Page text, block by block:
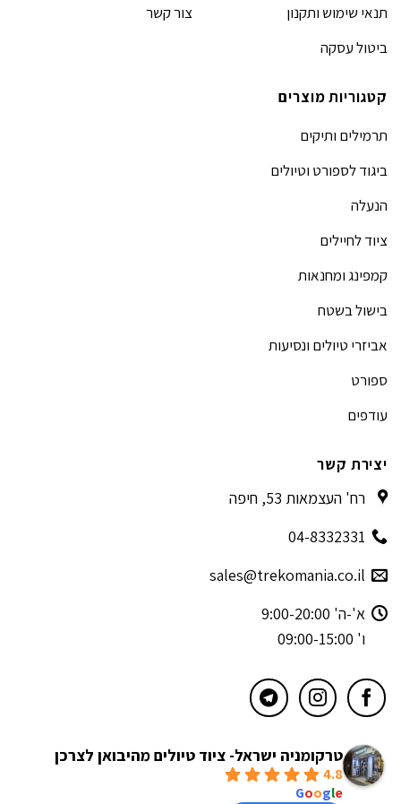
תנאי שימוש ותקנון
ביטול עסקה
צור קשר
קטגוריות מוצרים
תרמילים ותיקים
ביגוד לספורט וטיולים
הנעלה
ציוד לחיילים
קמפינג ומחנאות
בישול בשטח
אביזרי טיולים ונסיעות
ספורט
עודפים
יצירת קשר
רח' העצמאות 53, חיפה
04-8332331
sales@trekomania.co.il
א'-ה' 9:00-20:00
ו' 09:00-15:00
טרקומניה ישראל- ציוד טיולים מהיבואן לצרכן
4.8
Google